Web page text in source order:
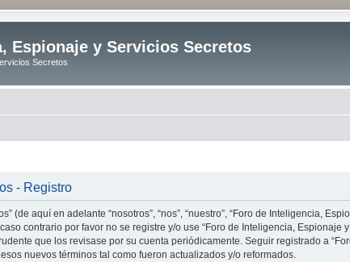
Espionaje y Servicios Secretos
Secretos
- Registro
(de aquí en adelante “nosotros”, “nos”, “nuestro”, “Foro de Inteligencia,
contrario por favor no se registre y/o use “Foro de Inteligencia, Espionaje
que los revisase por su cuenta periódicamente. Seguir registrado a
nuevos términos tal como fueron actualizados y/o reformados.